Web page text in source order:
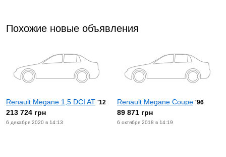
Похожие новые объявления
Renault Megane 1,5 DCI AT '12
213 724 грн
6 декабря 2020 в 14:13
Renault Megane Coupe '96
89 871 грн
6 октября 2018 в 14:19